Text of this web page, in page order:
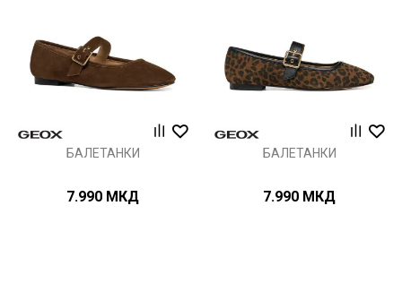
БАЛЕТАНКИ
7.990 МКД
БАЛЕТАНКИ
7.990 МКД